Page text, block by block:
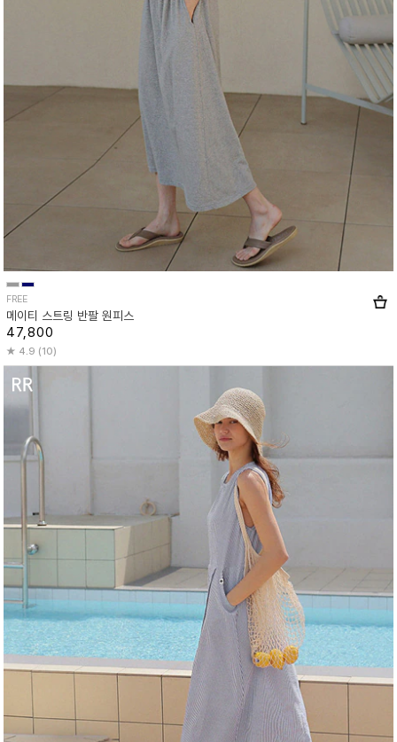
FREE
메이티 스트링 반팔 원피스
47,800
4.9 (10)